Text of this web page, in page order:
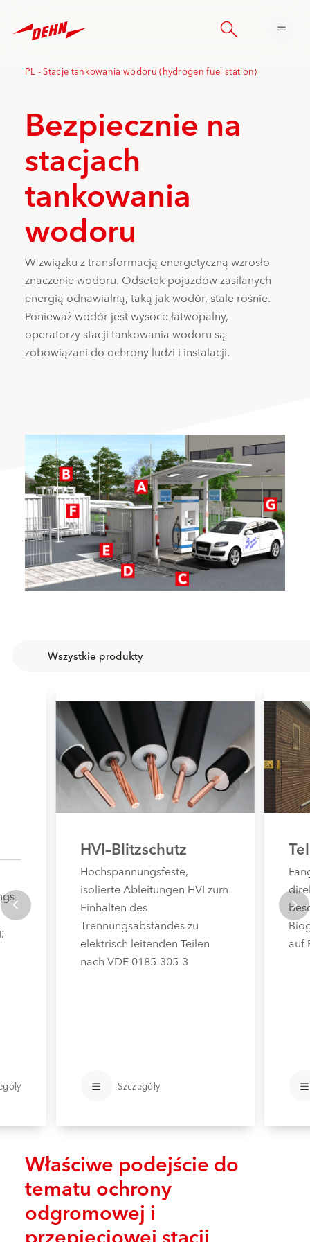
main
PL - Stacje tankowania wodoru (hydrogen fuel station)
Bezpiecznie na
stacjach
tankowania
wodoru
W związku z transformacją energetyczną wzrosło
znaczenie wodoru. Odsetek pojazdów zasilanych
energią odnawialną, taką jak wodór, stale rośnie.
Ponieważ wodór jest wysoce łatwopalny,
operatorzy stacji tankowania wodoru są
zobowiązani do ochrony ludzi i instalacji.
HVI–Blitzschutz
Hochspannungsfeste,
isolierte Ableitungen HVI zum
Einhalten des
Trennungsabstandes zu
elektrisch leitenden Teilen
nach VDE 0185-305-3
Szczegóły
auf
Właściwe podejście do
tematu ochrony
odgromowej i
przepięciowej stacji